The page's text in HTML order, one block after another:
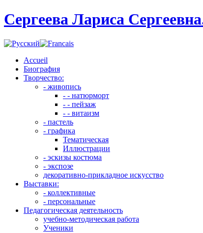
Сергеева Лариса
Accueil
Биография
Творчество:
- живопись
- - натюрморт
- - пейзаж
- - витаизм
- пастель
- графика
Тематическая
Иллюстрации
- эскизы костюма
- экспозе
декоративно-прикладное искусство
Выставки:
- коллективные
- персональные
Педагогическая деятельность
учебно-методическая работа
Ученики